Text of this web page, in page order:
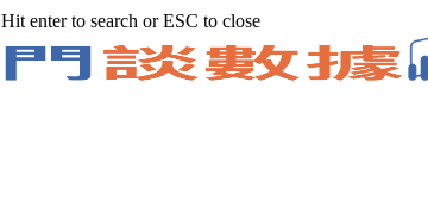
Hit enter to search or ESC to close